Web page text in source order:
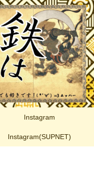
Instagram
Instagram(SUPNET)